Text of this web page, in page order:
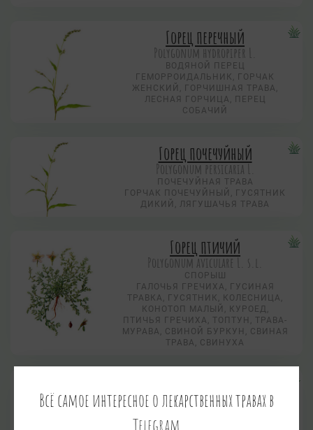
Горец перечный
Polygonum hydropiper L.
ВОДЯНОЙ ПЕРЕЦ
ГЕМОРРОИДАЛЬНИК, ГОРЧАК
ЖЕНСКИЙ, ГОРЧИШНАЯ ТРАВА,
ЛЕСНАЯ ГОРЧИЦА, ПЕРЕЦ
СОБАЧИЙ
Горец почечуйный
Polygonum persicaria L.
ПОЧЕЧУЙНАЯ ТРАВА
ГОРЧАК ПОЧЕЧУЙНЫЙ, ГУСЯТНИК
ДИКИЙ, ЛЯГУШАЧЬЯ ТРАВА
Горец птичий
Polygonum aviculare L. s.l.
СПОРЫШ
ГАЛОЧЬЯ ГРЕЧИХА, ГУСИНАЯ
ТРАВКА, ГУСЯТНИК, КОЛЕСНИЦА,
КОНОТОП МАЛЫЙ, КУРОЕД,
ПТИЧЬЯ ГРЕЧИХА, ТОПТУН, ТРАВА-
МУРАВА, СВИНОЙ БУРКУН, СВИНАЯ
ТРАВА, СВИНУХА
Geum urbanum L.
ЖИВУЩАЯ ТРАВА, ЛЮБИМНИК,
Всё самое интересное о лекарственных травах в
Telegram